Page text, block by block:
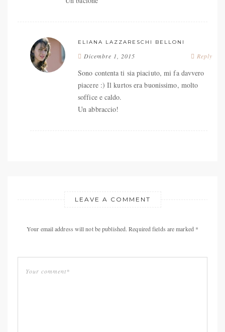
ELIANA LAZZARESCHI BELLONI
Reply
Dicembre 1, 2015
Sono contenta ti sia piaciuto, mi fa davvero
piacere :) Il kurtos era buonissimo, molto
soffice e caldo.
Un abbraccio!
LEAVE A COMMENT
Your email address will not be published. Required fields are marked *